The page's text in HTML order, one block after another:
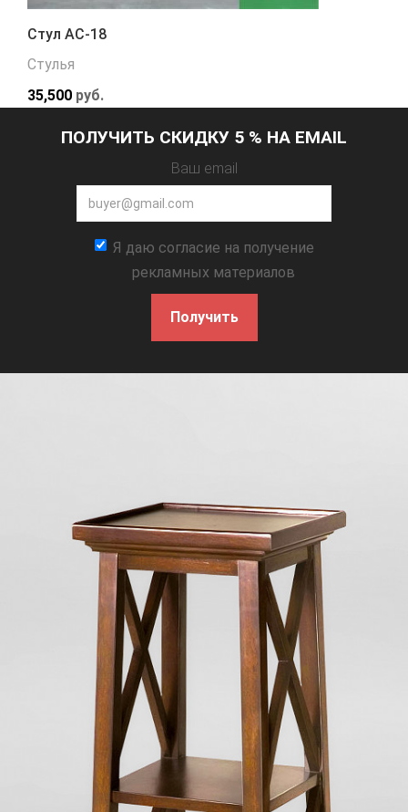
Стул АС-18
Стулья
35,500 руб.
ПОЛУЧИТЬ СКИДКУ 5 % НА EMAIL
Ваш email
Я даю согласие на получение
рекламных материалов
Получить